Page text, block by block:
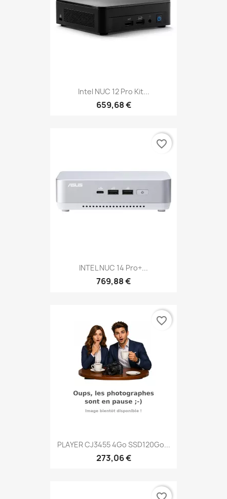
Intel NUC 12 Pro Kit...
659,68 €
INTEL NUC 14 Pro+...
769,88 €
favorite_border
PLAYER CJ3455 4Go SSD120Go...
273,06 €
favorite_border